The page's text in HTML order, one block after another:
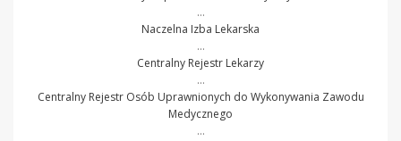
…
Naczelna Izba Lekarska
…
Centralny Rejestr Lekarzy
…
Centralny Rejestr Osób Uprawnionych do Wykonywania Zawodu
Medycznego
…